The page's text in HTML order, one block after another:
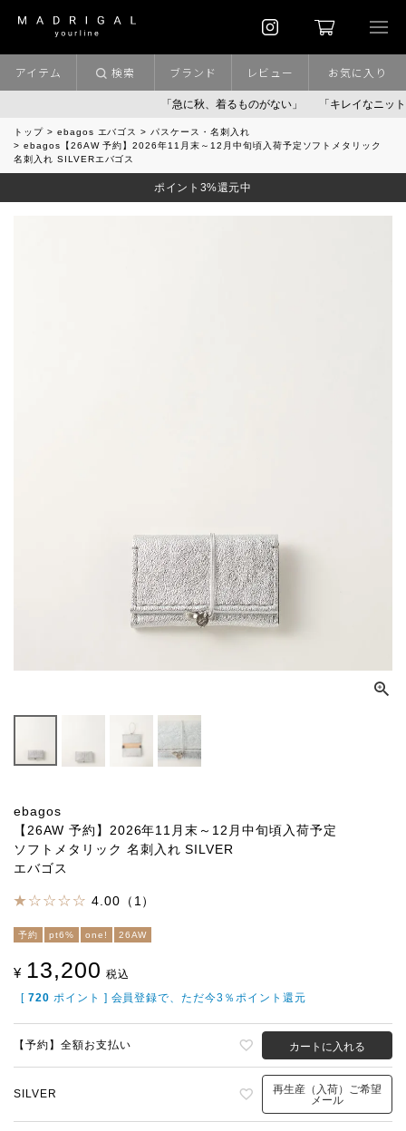
「急に秋、着るものがない」 「キレイなニット」 ポ
アイテム 検索 ブランド レビュー お気に入り
トップ ebagos エバゴス
パスケース・名刺入れ
ebagos【26AW 予約】2026年11月末～12月中旬頃入荷予定ソフトメタリック
名刺入れ SILVERエバゴス
ポイント3%還元中
ebagos
【26AW 予約】2026年11月末～12月中旬頃入荷予定
ソフトメタリック 名刺入れ SILVER
エバゴス
4.00（1）
予約 pt6% one! 26AW
¥ 13,200 税込
[ 720 ポイント ] 会員登録で、ただ今3％ポイント還元
【予約】全額お支払い カートに入れる
SILVER
再生産（入荷）ご希望
メール